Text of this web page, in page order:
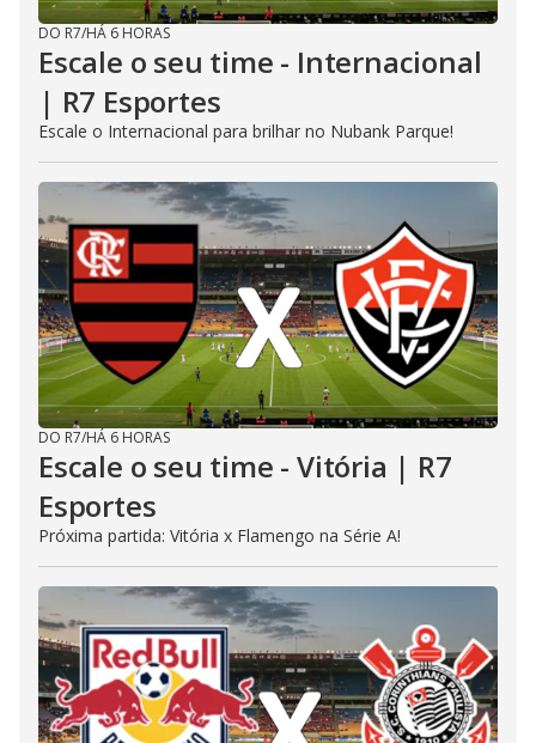
DO R7/HÁ 6 HORAS
Escale o seu time - Internacional
| R7 Esportes
Escale o Internacional para brilhar no Nubank Parque!
DO R7/HÁ 6 HORAS
Escale o seu time - Vitória | R7
Esportes
Próxima partida: Vitória x Flamengo na Série A!